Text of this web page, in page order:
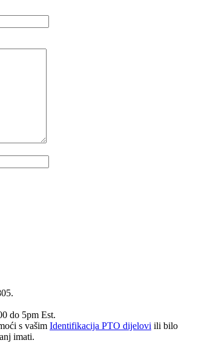
do 5pm Est.
s vašim Identifikacija PTO dijelovi ili bilo
imati.